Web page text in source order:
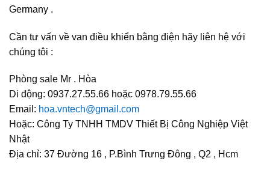
Germany .
Cần tư vấn về van điều khiển bằng điện hãy liên hệ với
chúng tôi :
Phòng sale Mr . Hòa
Di động: 0937.27.55.66 hoặc 0978.79.55.66
Email: hoa.vntech@gmail.com
Hoặc: Công Ty TNHH TMDV Thiết Bị Công Nghiệp Việt
Nhật
Địa chỉ: 37 Đường 16 , P.Bình Trưng Đông , Q2 , Hcm